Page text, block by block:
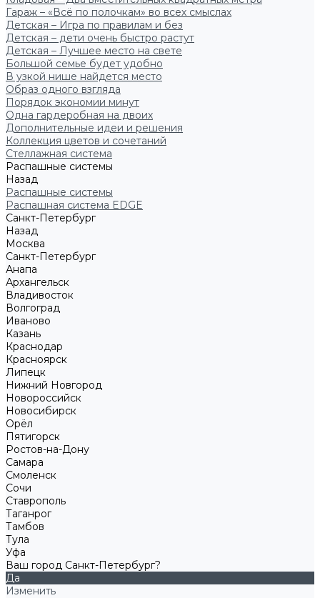
Гараж – «Всё по полочкам» во всех смыслах
Детская – Игра по правилам и без
Детская – дети очень быстро растут
Детская – Лучшее место на свете
Большой семье будет удобно
В узкой нише найдется место
Образ одного взгляда
Порядок экономии минут
Одна гардеробная на двоих
Дополнительные идеи и решения
Коллекция цветов и сочетаний
Стеллажная система
Распашные системы
Назад
Распашные системы
Распашная система EDGE
Санкт-Петербург
Назад
Москва
Санкт-Петербург
Анапа
Архангельск
Владивосток
Волгоград
Иваново
Казань
Краснодар
Красноярск
Липецк
Нижний Новгород
Новороссийск
Новосибирск
Орёл
Пятигорск
Ростов-на-Дону
Самара
Смоленск
Сочи
Ставрополь
Таганрог
Тамбов
Тула
Уфа
Ваш город Санкт-Петербург?
Да
Изменить